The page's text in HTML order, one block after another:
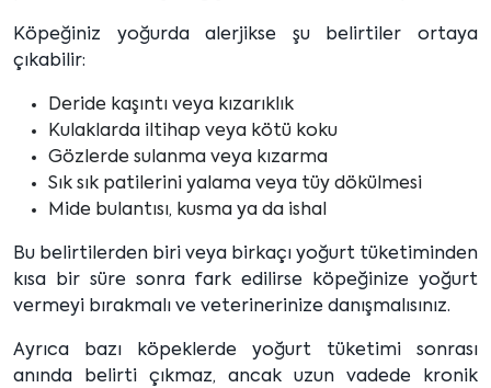
Köpeğiniz yoğurda alerjikse şu belirtiler ortaya
çıkabilir:
Deride kaşıntı veya kızarıklık
Kulaklarda iltihap veya kötü koku
Gözlerde sulanma veya kızarma
Sık sık patilerini yalama veya tüy dökülmesi
Mide bulantısı, kusma ya da ishal
Bu belirtilerden biri veya birkaçı yoğurt tüketiminden
kısa bir süre sonra fark edilirse köpeğinize yoğurt
vermeyi bırakmalı ve veterinerinize danışmalısınız.
Ayrıca bazı köpeklerde yoğurt tüketimi sonrası
anında belirti çıkmaz, ancak uzun vadede kronik